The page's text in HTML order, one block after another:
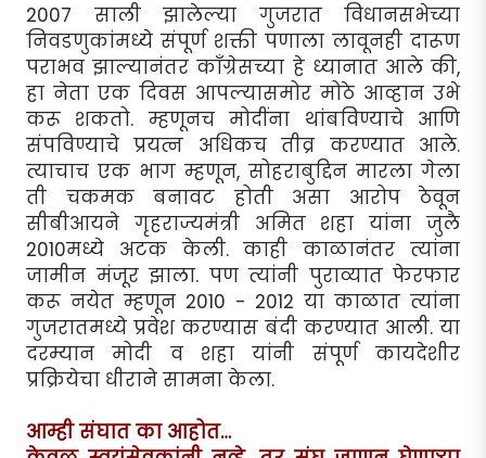
2007 साली झालेल्या गुजरात विधानसभेच्या
निवडणुकांमध्ये संपूर्ण शक्ती पणाला लावूनही दारूण
पराभव झाल्यानंतर काँग्रेसच्या हे ध्यानात आले की,
हा नेता एक दिवस आपल्यासमोर मोठे आव्हान उभे
करू शकतो. म्हणूनच मोदींना थांबविण्याचे आणि
संपविण्याचे प्रयत्न अधिकच तीव्र करण्यात आले.
त्याचाच एक भाग म्हणून, सोहराबुद्दिन मारला गेला
ती चकमक बनावट होती असा आरोप ठेवून
सीबीआयने गृहराज्यमंत्री अमित शहा यांना जुलै
2010मध्ये अटक केली. काही काळानंतर त्यांना
जामीन मंजूर झाला. पण त्यांनी पुराव्यात फेरफार
करू नयेत म्हणून 2010 - 2012 या काळात त्यांना
गुजरातमध्ये प्रवेश करण्यास बंदी करण्यात आली. या
दरम्यान मोदी व शहा यांनी संपूर्ण कायदेशीर
प्रक्रियेचा धीराने सामना केला.
आम्ही संघात का आहोत…